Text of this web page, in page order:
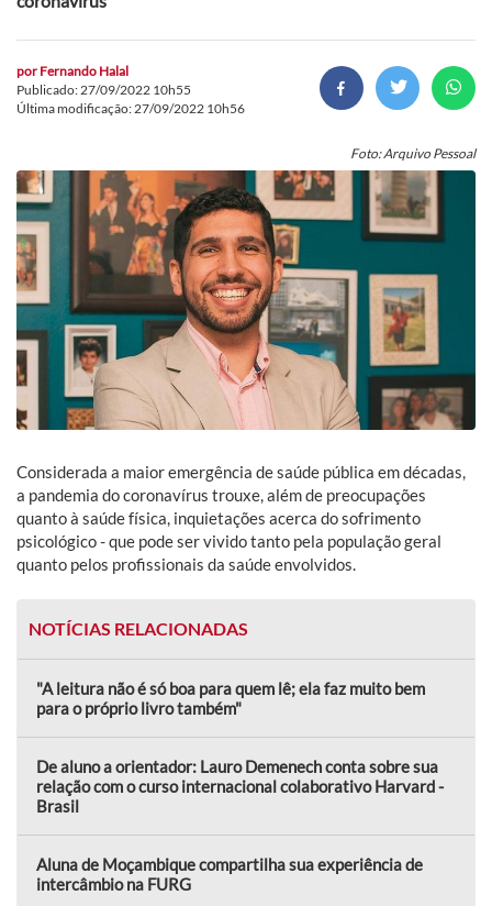
por Fernando Halal
Publicado: 27/09/2022 10h55
Última modificação: 27/09/2022 10h56
Foto: Arquivo Pessoal
Considerada a maior emergência de saúde pública em décadas,
a pandemia do coronavírus trouxe, além de preocupações
quanto à saúde física, inquietações acerca do sofrimento
psicológico - que pode ser vivido tanto pela população geral
quanto pelos profissionais da saúde envolvidos.
NOTÍCIAS RELACIONADAS
"A leitura não é só boa para quem lê; ela faz muito bem
para o próprio livro também"
De aluno a orientador: Lauro Demenech conta sobre sua
relação com o curso internacional colaborativo Harvard -
Brasil
Aluna de Moçambique compartilha sua experiência de
intercâmbio na FURG